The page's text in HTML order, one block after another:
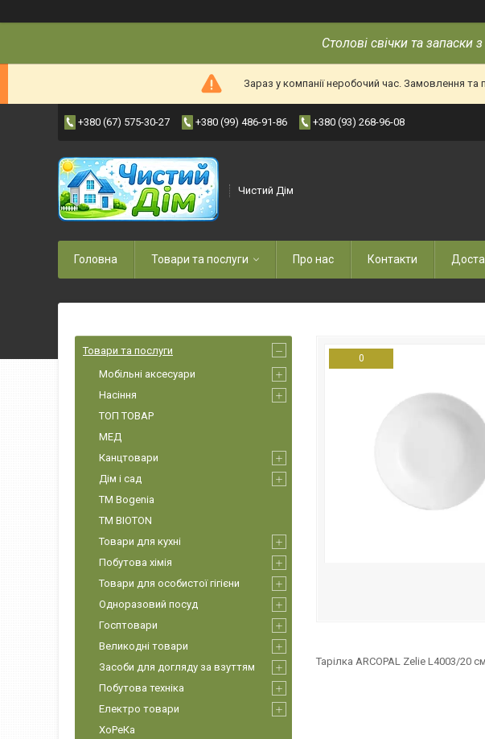
Столові свічки та запаски
Зараз у компанії неробочий час. Замовлення
+380 (67) 575-30-27 +380 (99) 486-91-86 +380 (93) 268-96-08
Чистий Дім
Головна Товари та послуги Про нас Контакти
0
Тарілка ARCOPAL Zelie L4003/20
Товари та послуги
Мобільні аксесуари
Насіння
ТОП ТОВАР
МЕД
Канцтовари
Дім і сад
ТМ Bogenia
ТМ BIOTON
Товари для кухні
Побутова хімія
Товари для особистої гігієни
Одноразовий посуд
Госптовари
Великодні товари
Засоби для догляду за взуттям
Побутова техніка
Електро товари
ХоРеКа